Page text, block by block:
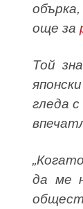
още за
Той
гледа
да ме